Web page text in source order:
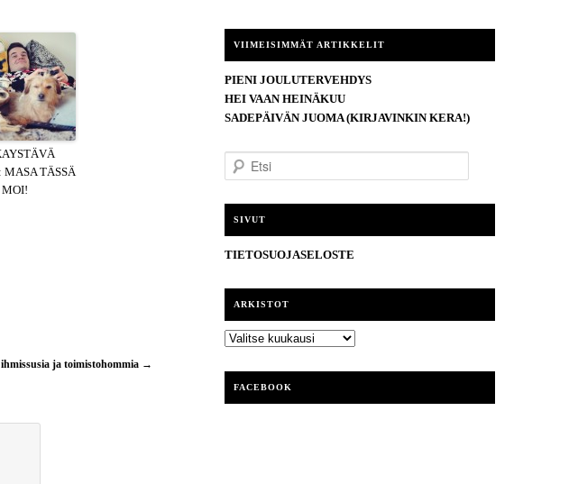
MASA TÄSSÄ
MOI!
ja toimistohommia →
VIIMEISIMMÄT ARTIKKELIT
PIENI JOULUTERVEHDYS
HEI VAAN HEINÄKUU
SADEPÄIVÄN JUOMA (KIRJAVINKIN KERA!)
t
SIVUT
TIETOSUOJASELOSTE
ARKISTOT
ARKISTOT
FACEBOOK